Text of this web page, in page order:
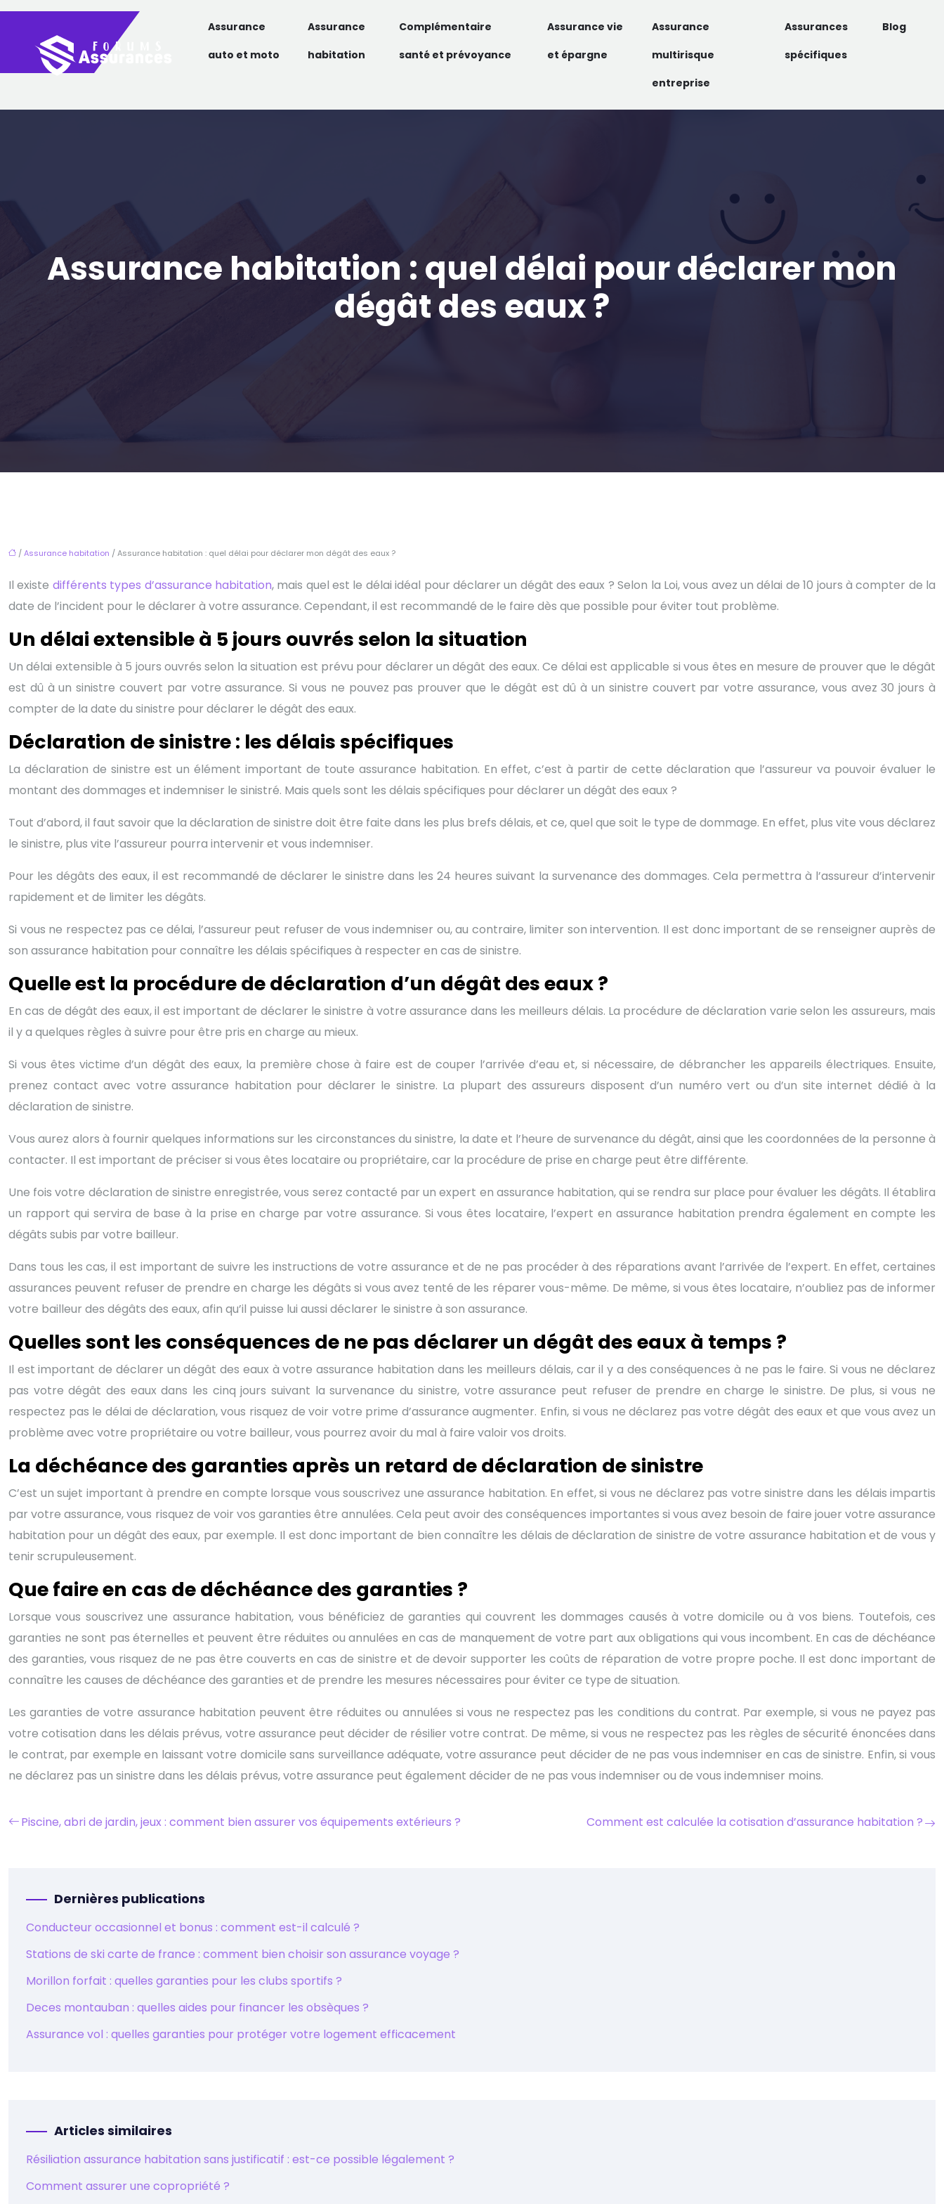
Assurance
auto et moto
Assurance
habitation
Complémentaire
santé et prévoyance
Assurance vie
et épargne
Assurance
multirisque
entreprise
Assurances
spécifiques
Blog
Assurance habitation : quel délai pour déclarer mon
dégât des eaux ?
/Assurance habitation / Assurance habitation : quel délai pour déclarer mon dégât des eaux ?
Il existe différents types d’assurance habitation, mais quel est le délai idéal pour déclarer un dégât des eaux ? Selon la Loi, vous avez un délai de 10 jours à compter de la
date de l’incident pour le déclarer à votre assurance. Cependant, il est recommandé de le faire dès que possible pour éviter tout problème.
Un délai extensible à 5 jours ouvrés selon la situation
Un délai extensible à 5 jours ouvrés selon la situation est prévu pour déclarer un dégât des eaux. Ce délai est applicable si vous êtes en mesure de prouver que le dégât
est dû à un sinistre couvert par votre assurance. Si vous ne pouvez pas prouver que le dégât est dû à un sinistre couvert par votre assurance, vous avez 30 jours à
compter de la date du sinistre pour déclarer le dégât des eaux.
Déclaration de sinistre : les délais spécifiques
La déclaration de sinistre est un élément important de toute assurance habitation. En effet, c’est à partir de cette déclaration que l’assureur va pouvoir évaluer le
montant des dommages et indemniser le sinistré. Mais quels sont les délais spécifiques pour déclarer un dégât des eaux ?
Tout d’abord, il faut savoir que la déclaration de sinistre doit être faite dans les plus brefs délais, et ce, quel que soit le type de dommage. En effet, plus vite vous déclarez
le sinistre, plus vite l’assureur pourra intervenir et vous indemniser.
Pour les dégâts des eaux, il est recommandé de déclarer le sinistre dans les 24 heures suivant la survenance des dommages. Cela permettra à l’assureur d’intervenir
rapidement et de limiter les dégâts.
Si vous ne respectez pas ce délai, l’assureur peut refuser de vous indemniser ou, au contraire, limiter son intervention. Il est donc important de se renseigner auprès de
son assurance habitation pour connaître les délais spécifiques à respecter en cas de sinistre.
Quelle est la procédure de déclaration d’un dégât des eaux ?
En cas de dégât des eaux, il est important de déclarer le sinistre à votre assurance dans les meilleurs délais. La procédure de déclaration varie selon les assureurs, mais
il y a quelques règles à suivre pour être pris en charge au mieux.
Si vous êtes victime d’un dégât des eaux, la première chose à faire est de couper l’arrivée d’eau et, si nécessaire, de débrancher les appareils électriques. Ensuite,
prenez contact avec votre assurance habitation pour déclarer le sinistre. La plupart des assureurs disposent d’un numéro vert ou d’un site internet dédié à la
déclaration de sinistre.
Vous aurez alors à fournir quelques informations sur les circonstances du sinistre, la date et l’heure de survenance du dégât, ainsi que les coordonnées de la personne à
contacter. Il est important de préciser si vous êtes locataire ou propriétaire, car la procédure de prise en charge peut être différente.
Une fois votre déclaration de sinistre enregistrée, vous serez contacté par un expert en assurance habitation, qui se rendra sur place pour évaluer les dégâts. Il établira
un rapport qui servira de base à la prise en charge par votre assurance. Si vous êtes locataire, l’expert en assurance habitation prendra également en compte les
dégâts subis par votre bailleur.
Dans tous les cas, il est important de suivre les instructions de votre assurance et de ne pas procéder à des réparations avant l’arrivée de l’expert. En effet, certaines
assurances peuvent refuser de prendre en charge les dégâts si vous avez tenté de les réparer vous-même. De même, si vous êtes locataire, n’oubliez pas de informer
votre bailleur des dégâts des eaux, afin qu’il puisse lui aussi déclarer le sinistre à son assurance.
Quelles sont les conséquences de ne pas déclarer un dégât des eaux à temps ?
Il est important de déclarer un dégât des eaux à votre assurance habitation dans les meilleurs délais, car il y a des conséquences à ne pas le faire. Si vous ne déclarez
pas votre dégât des eaux dans les cinq jours suivant la survenance du sinistre, votre assurance peut refuser de prendre en charge le sinistre. De plus, si vous ne
respectez pas le délai de déclaration, vous risquez de voir votre prime d’assurance augmenter. Enfin, si vous ne déclarez pas votre dégât des eaux et que vous avez un
problème avec votre propriétaire ou votre bailleur, vous pourrez avoir du mal à faire valoir vos droits.
La déchéance des garanties après un retard de déclaration de sinistre
C’est un sujet important à prendre en compte lorsque vous souscrivez une assurance habitation. En effet, si vous ne déclarez pas votre sinistre dans les délais impartis
par votre assurance, vous risquez de voir vos garanties être annulées. Cela peut avoir des conséquences importantes si vous avez besoin de faire jouer votre assurance
habitation pour un dégât des eaux, par exemple. Il est donc important de bien connaître les délais de déclaration de sinistre de votre assurance habitation et de vous y
tenir scrupuleusement.
Que faire en cas de déchéance des garanties ?
Lorsque vous souscrivez une assurance habitation, vous bénéficiez de garanties qui couvrent les dommages causés à votre domicile ou à vos biens. Toutefois, ces
garanties ne sont pas éternelles et peuvent être réduites ou annulées en cas de manquement de votre part aux obligations qui vous incombent. En cas de déchéance
des garanties, vous risquez de ne pas être couverts en cas de sinistre et de devoir supporter les coûts de réparation de votre propre poche. Il est donc important de
connaître les causes de déchéance des garanties et de prendre les mesures nécessaires pour éviter ce type de situation.
Les garanties de votre assurance habitation peuvent être réduites ou annulées si vous ne respectez pas les conditions du contrat. Par exemple, si vous ne payez pas
votre cotisation dans les délais prévus, votre assurance peut décider de résilier votre contrat. De même, si vous ne respectez pas les règles de sécurité énoncées dans
le contrat, par exemple en laissant votre domicile sans surveillance adéquate, votre assurance peut décider de ne pas vous indemniser en cas de sinistre. Enfin, si vous
ne déclarez pas un sinistre dans les délais prévus, votre assurance peut également décider de ne pas vous indemniser ou de vous indemniser moins.
Piscine, abri de jardin, jeux : comment bien assurer vos équipements extérieurs ? Comment est calculée la cotisation d’assurance habitation ?
Dernières publications
Conducteur occasionnel et bonus : comment est-il calculé ?
Stations de ski carte de france : comment bien choisir son assurance voyage ?
Morillon forfait : quelles garanties pour les clubs sportifs ?
Deces montauban : quelles aides pour financer les obsèques ?
Assurance vol : quelles garanties pour protéger votre logement efficacement
Articles similaires
Résiliation assurance habitation sans justificatif : est-ce possible légalement ?
Comment assurer une copropriété ?